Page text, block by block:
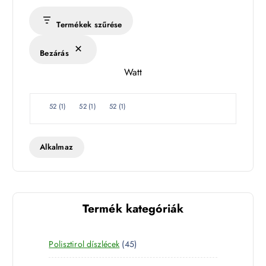
s
k
Termékek szűrése
Bezárás
Watt
W
t
52 (1) 52 (1) 52 (1)
Alkalmaz
Termék kategóriák
Polisztirol díszlécek 454
5